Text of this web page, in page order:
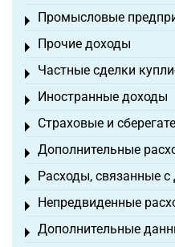
Промысловые
Toggle menu
Прочие доходы
Toggle menu
Частные сделки
Toggle menu
Иностранные доходы
Toggle menu
Страховые и
Toggle menu
Дополнительные
Toggle menu
Расходы, связанные
Toggle menu
Непредвиденные
Toggle menu
Дополнительные
Toggle menu